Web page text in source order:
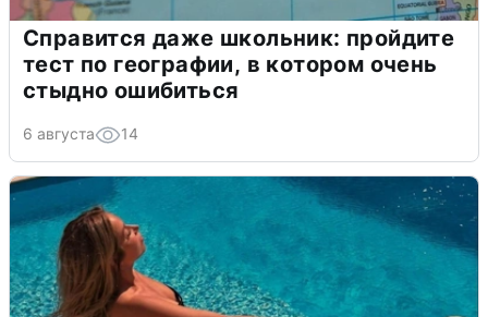
Справится даже школьник: пройдите
тест по географии, в котором очень
стыдно ошибиться
6 августа 14